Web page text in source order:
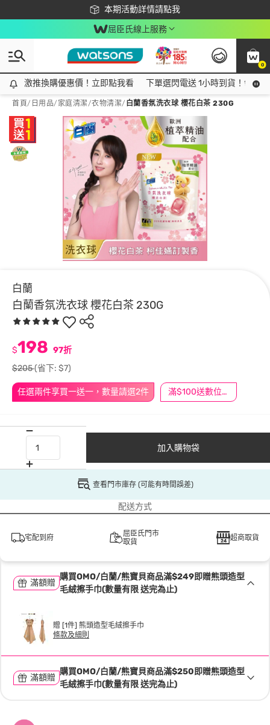
本期活動詳情請點我
下載app最高回饋$350
屈臣氏線上服務
0
激推換購優惠價！立即點我看
激推換購優惠價！立即點我看 下單選閃電送 1小時到貨！領神
首頁/ 日用品/ 家庭清潔/衣物清潔/ 白蘭香氛洗衣球 櫻花白茶 230G
白蘭
白蘭香氛洗衣球 櫻花白茶 230G
任選兩件享買一送一，數量請選2件 滿$100送數位印花
$198 97折
$205(省下: $7)
加入購物袋
查看門市庫存 (可能有時間誤差)
配送方式
宅配到府
屈臣氏門市
取貨
超商取貨
滿額贈
購買OMO/白蘭/熊寶貝商品滿$249即贈熊頭造型
毛絨擦手巾(數量有限 送完為止)
贈 [1件] 熊頭造型毛絨擦手巾
條款及細則
滿額贈
購買OMO/白蘭/熊寶貝商品滿$250即贈熊頭造型
毛絨擦手巾(數量有限 送完為止)